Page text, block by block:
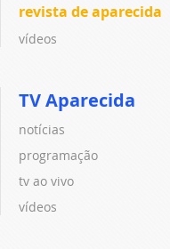
revista de aparecida
vídeos
TV Aparecida
notícias
programação
tv ao vivo
vídeos